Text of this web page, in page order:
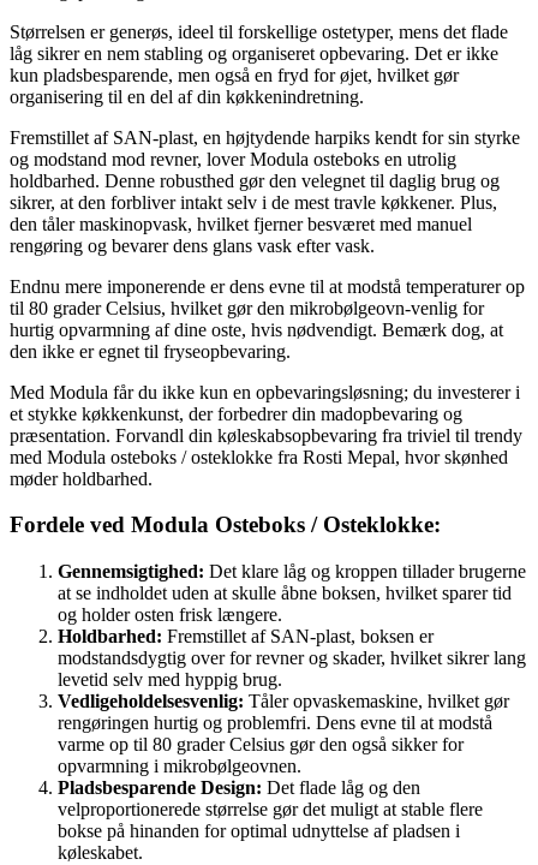
Størrelsen er generøs, ideel til forskellige ostetyper, mens det flade
låg sikrer en nem stabling og organiseret opbevaring. Det er ikke
kun pladsbesparende, men også en fryd for øjet, hvilket gør
organisering til en del af din køkkenindretning.
Fremstillet af SAN-plast, en højtydende harpiks kendt for sin styrke
og modstand mod revner, lover Modula osteboks en utrolig
holdbarhed. Denne robusthed gør den velegnet til daglig brug og
sikrer, at den forbliver intakt selv i de mest travle køkkener. Plus,
den tåler maskinopvask, hvilket fjerner besværet med manuel
rengøring og bevarer dens glans vask efter vask.
Endnu mere imponerende er dens evne til at modstå temperaturer op
til 80 grader Celsius, hvilket gør den mikrobølgeovn-venlig for
hurtig opvarmning af dine oste, hvis nødvendigt. Bemærk dog, at
den ikke er egnet til fryseopbevaring.
Med Modula får du ikke kun en opbevaringsløsning; du investerer i
et stykke køkkenkunst, der forbedrer din madopbevaring og
præsentation. Forvandl din køleskabsopbevaring fra triviel til trendy
med Modula osteboks / osteklokke fra Rosti Mepal, hvor skønhed
møder holdbarhed.
Fordele ved Modula Osteboks / Osteklokke:
Gennemsigtighed: Det klare låg og kroppen tillader brugerne
at se indholdet uden at skulle åbne boksen, hvilket sparer tid
og holder osten frisk længere.
Holdbarhed: Fremstillet af SAN-plast, boksen er
modstandsdygtig over for revner og skader, hvilket sikrer lang
levetid selv med hyppig brug.
Vedligeholdelsesvenlig: Tåler opvaskemaskine, hvilket gør
rengøringen hurtig og problemfri. Dens evne til at modstå
varme op til 80 grader Celsius gør den også sikker for
opvarmning i mikrobølgeovnen.
Pladsbesparende Design: Det flade låg og den
velproportionerede størrelse gør det muligt at stable flere
bokse på hinanden for optimal udnyttelse af pladsen i
køleskabet.